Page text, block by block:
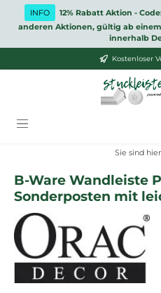
Zum Hauptinhalt springen
INFO
12% Rabatt Aktion -
anderen Aktionen, gültig ab
innerhalb
Kostenloser
Sie sind
B-Ware Wandleiste
Sonderposten mit